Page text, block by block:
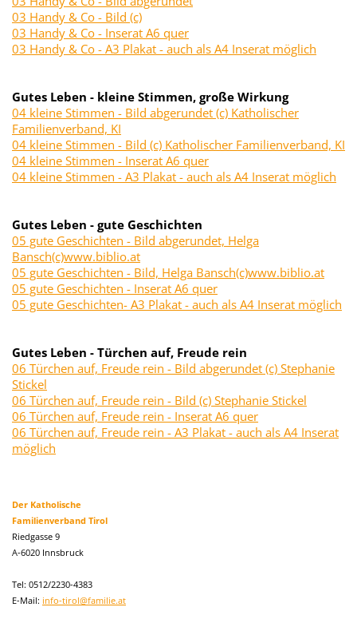
03 Handy & Co - Bild (c)
03 Handy & Co - Inserat A6 quer
03 Handy & Co - A3 Plakat - auch als A4 Inserat möglich
Gutes Leben - kleine Stimmen, große Wirkung
04 kleine Stimmen - Bild abgerundet (c) Katholischer
Familienverband, KI
04 kleine Stimmen - Bild (c) Katholischer Familienverband, KI
04 kleine Stimmen - Inserat A6 quer
04 kleine Stimmen - A3 Plakat - auch als A4 Inserat möglich
Gutes Leben - gute Geschichten
05 gute Geschichten - Bild abgerundet, Helga
Bansch(c)www.biblio.at
05 gute Geschichten - Bild, Helga Bansch(c)www.biblio.at
05 gute Geschichten - Inserat A6 quer
05 gute Geschichten- A3 Plakat - auch als A4 Inserat möglich
Gutes Leben - Türchen auf, Freude rein
06 Türchen auf, Freude rein - Bild abgerundet (c) Stephanie
Stickel
06 Türchen auf, Freude rein - Bild (c) Stephanie Stickel
06 Türchen auf, Freude rein - Inserat A6 quer
06 Türchen auf, Freude rein - A3 Plakat - auch als A4 Inserat
möglich
Der Katholische
Familienverband Tirol
Riedgasse 9
A-6020 Innsbruck
Tel: 0512/2230-4383
E-Mail: info-tirol@familie.at